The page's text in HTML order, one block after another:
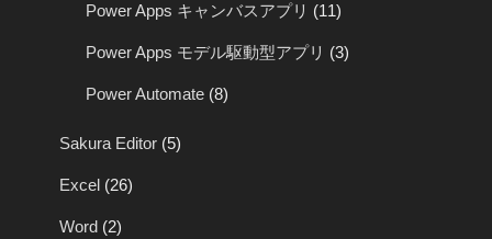
Power Apps キャンバスアプリ (11)
Power Apps モデル駆動型アプリ (3)
Power Automate (8)
Sakura Editor (5)
Excel (26)
Word (2)